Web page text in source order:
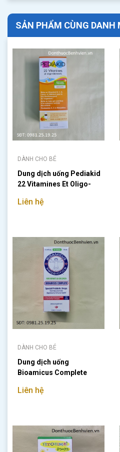
SẢN PHẨM CÙNG DANH
DÀNH CHO BÉ
Dung dịch uống Pediakid
22 Vitamines Et Oligo-
Liên hệ
DÀNH CHO BÉ
Dung dịch uống
Bioamicus Complete
Liên hệ